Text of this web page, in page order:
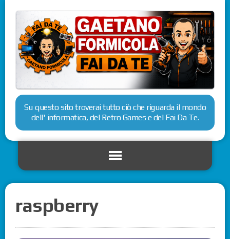
Su questo sito troverai tutto ciò che riguarda il mondo
dell' informatica, del Retro Games e del Fai Da Te.
raspberry